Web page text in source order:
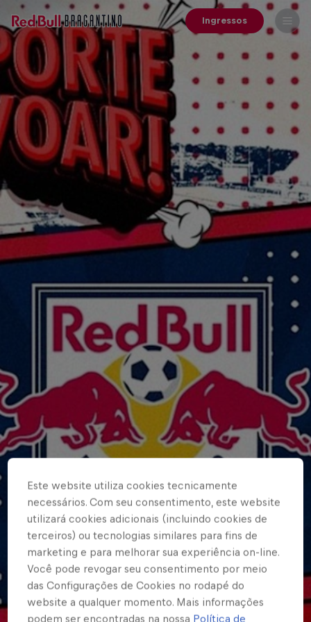
Ingressos
Este website utiliza cookies tecnicamente
necessários. Com seu consentimento, este website
utilizará cookies adicionais (incluindo cookies de
terceiros) ou tecnologias similares para fins de
marketing e para melhorar sua experiência on-line.
Você pode revogar seu consentimento por meio
das Configurações de Cookies no rodapé do
website a qualquer momento. Mais informações
podem ser encontradas na nossa Política de